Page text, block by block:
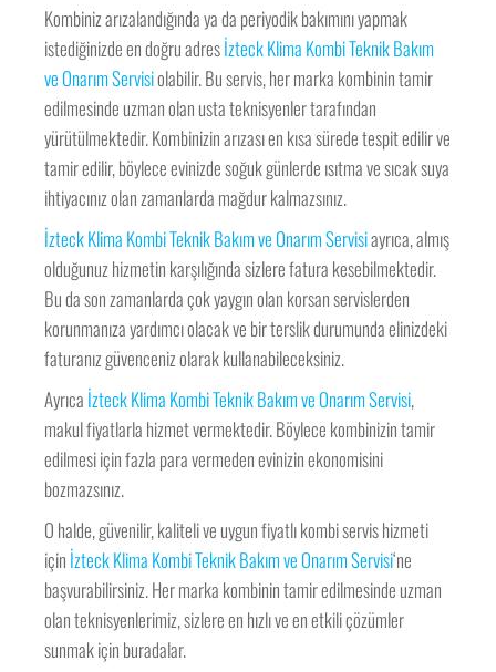
Kombiniz arızalandığında ya da periyodik bakımını yapmak
istediğinizde en doğru adresİzteck Klima Kombi Teknik Bakım
ve Onarım Servisiolabilir. Bu servis, her marka kombinin tamir
edilmesinde uzman olan usta teknisyenler tarafından
yürütülmektedir. Kombinizin arızası en kısa sürede tespit edilir ve
tamir edilir, böylece evinizde soğuk günlerde ısıtma ve sıcak suya
ihtiyacınız olan zamanlarda mağdur kalmazsınız.
İzteck Klima Kombi Teknik Bakım ve Onarım Servisiayrıca, almış
olduğunuz hizmetin karşılığında sizlere fatura kesebilmektedir.
Bu da son zamanlarda çok yaygın olan korsan servislerden
korunmanıza yardımcı olacak ve bir terslik durumunda elinizdeki
faturanız güvenceniz olarak kullanabileceksiniz.
Ayrıca İzteck Klima Kombi Teknik Bakım ve Onarım Servisi,
makul fiyatlarla hizmet vermektedir. Böylece kombinizin tamir
edilmesi için fazla para vermeden evinizin ekonomisini
bozmazsınız.
O halde, güvenilir, kaliteli ve uygun fiyatlı kombi servis hizmeti
için İzteck Klima Kombi Teknik Bakım ve Onarım Servisi‘ne
başvurabilirsiniz. Her marka kombinin tamir edilmesinde uzman
olan teknisyenlerimiz, sizlere en hızlı ve en etkili çözümler
sunmak için buradalar.